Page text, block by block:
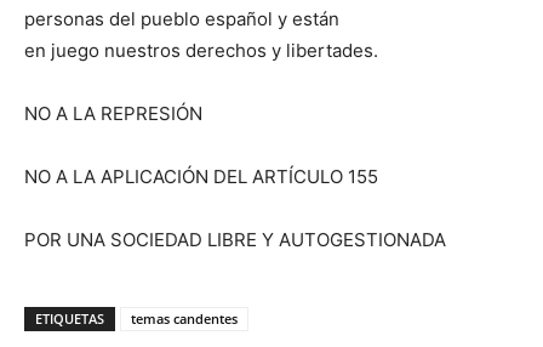
personas del pueblo español y están
en juego nuestros derechos y libertades.
NO A LA REPRESIÓN
NO A LA APLICACIÓN DEL ARTÍCULO 155
POR UNA SOCIEDAD LIBRE Y AUTOGESTIONADA
ETIQUETAS temas candentes